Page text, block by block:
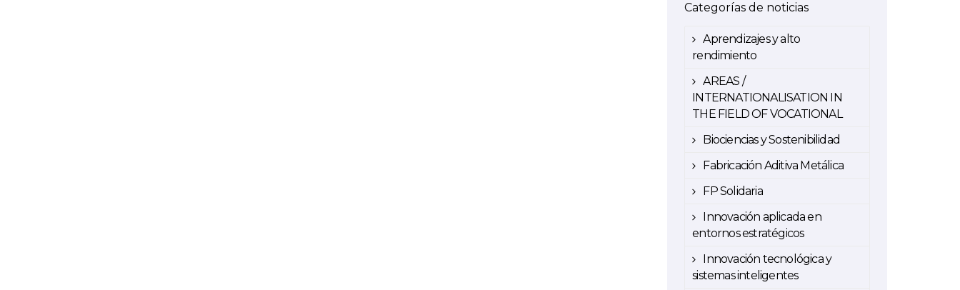
Categorías de noticias
Aprendizajes y alto
rendimiento
AREAS /
INTERNATIONALISATION IN
THE FIELD OF VOCATIONAL
Biociencias y Sostenibilidad
Fabricación Aditiva Metálica
FP Solidaria
Innovación aplicada en
entornos estratégicos
Innovación tecnológica y
sistemas inteligentes